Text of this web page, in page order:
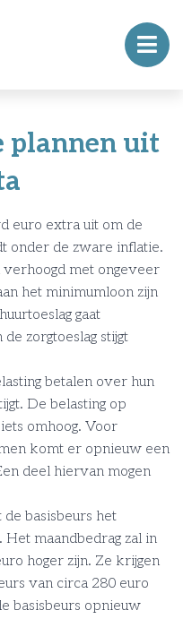
plannen uit
euro extra uit om de
onder de zware inflatie.
met ongeveer
het minimumloon zijn
gaat
zorgtoeslag stijgt
betalen over hun
De belasting op
omhoog. Voor
komt er opnieuw een
deel hiervan mogen
basisbeurs het
maandbedrag zal in
hoger zijn. Ze krijgen
van circa 280 euro
basisbeurs opnieuw